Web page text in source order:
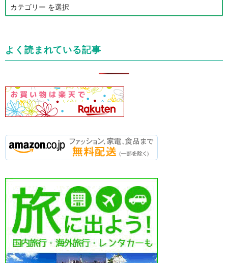
テ
ー
よく読まれている記事